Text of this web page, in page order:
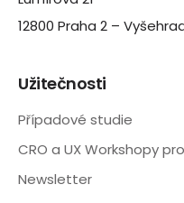
12800 Praha 2 –
Užitečnosti
Případové studie
CRO a UX Workshopy
Newsletter